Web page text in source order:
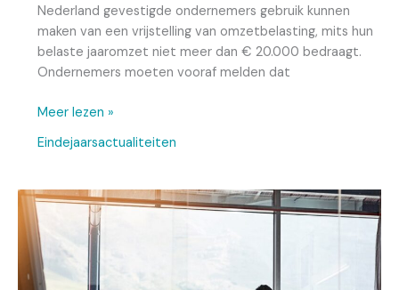
Nederland gevestigde ondernemers gebruik kunnen
maken van een vrijstelling van omzetbelasting, mits hun
belaste jaaromzet niet meer dan € 20.000 bedraagt.
Ondernemers moeten vooraf melden dat
Meer lezen »
Eindejaarsactualiteiten
Toepassing
werkkostenregeling
2024